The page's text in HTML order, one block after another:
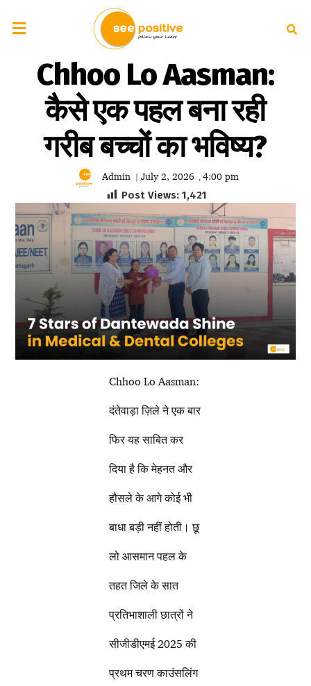
Chhoo Lo Aasman:
कैसे एक पहल बना रही
गरीब बच्चों का भविष्य?
Admin | July 2, 2026 , 4:00 pm
Post Views: 1,421
Chhoo Lo Aasman:
दंतेवाड़ा ज़िले ने एक बार
फिर यह साबित कर
दिया है कि मेहनत और
हौसले के आगे कोई भी
बाधा बड़ी नहीं होती। छू
लो आसमान पहल के
तहत जिले के सात
प्रतिभाशाली छात्रों ने
सीजीडीएमई 2025 की
प्रथम चरण काउंसलिंग